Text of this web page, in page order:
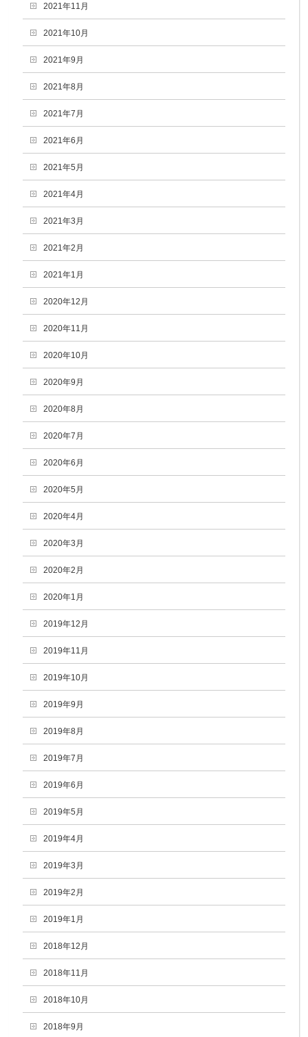
2021年11月
2021年10月
2021年9月
2021年8月
2021年7月
2021年6月
2021年5月
2021年4月
2021年3月
2021年2月
2021年1月
2020年12月
2020年11月
2020年10月
2020年9月
2020年8月
2020年7月
2020年6月
2020年5月
2020年4月
2020年3月
2020年2月
2020年1月
2019年12月
2019年11月
2019年10月
2019年9月
2019年8月
2019年7月
2019年6月
2019年5月
2019年4月
2019年3月
2019年2月
2019年1月
2018年12月
2018年11月
2018年10月
2018年9月